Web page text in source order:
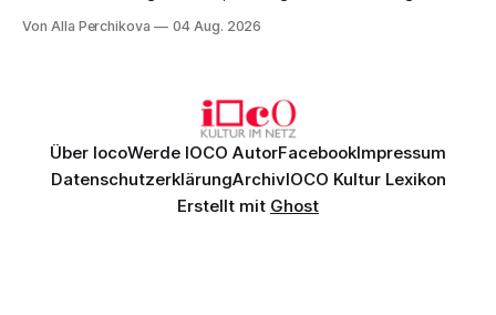
Genau so war der Abend im Kurhaus Wiesbaden, an dem
Von Alla Perchikova 04 Aug. 2026
Über IocoWerde IOCO AutorFacebookImpressum
DatenschutzerklärungArchivIOCO Kultur Lexikon
Erstellt mit Ghost